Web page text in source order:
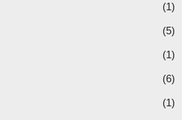
(1)
(5)
(1)
(6)
(1)